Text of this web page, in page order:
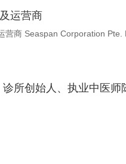
运营商
所创始人、执业中医师